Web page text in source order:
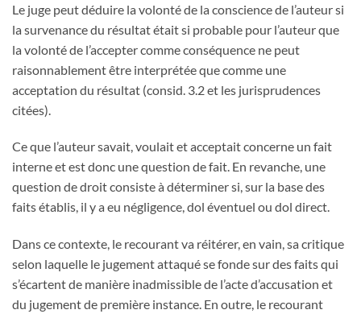
Le juge peut déduire la volonté de la conscience de l’auteur si
la survenance du résultat était si probable pour l’auteur que
la volonté de l’accepter comme conséquence ne peut
raisonnablement être interprétée que comme une
acceptation du résultat (consid. 3.2 et les jurisprudences
citées).
Ce que l’auteur savait, voulait et acceptait concerne un fait
interne et est donc une question de fait. En revanche, une
question de droit consiste à déterminer si, sur la base des
faits établis, il y a eu négligence, dol éventuel ou dol direct.
Dans ce contexte, le recourant va réitérer, en vain, sa critique
selon laquelle le jugement attaqué se fonde sur des faits qui
s’écartent de manière inadmissible de l’acte d’accusation et
du jugement de première instance. En outre, le recourant